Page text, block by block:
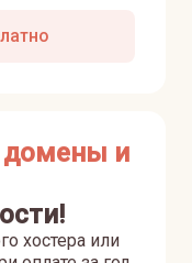
домены и
хостера или